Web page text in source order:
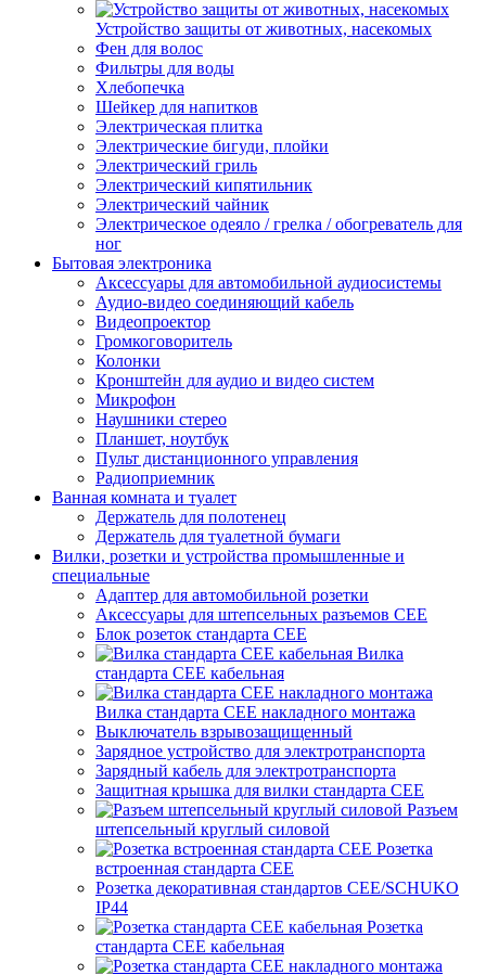
Устройство защиты от животных, насекомых
Фен для волос
Фильтры для воды
Хлебопечка
Шейкер для напитков
Электрическая плитка
Электрические бигуди, плойки
Электрический гриль
Электрический кипятильник
Электрический чайник
Электрическое одеяло / грелка / обогреватель для
ног
Бытовая электроника
Аксессуары для автомобильной аудиосистемы
Аудио-видео соединяющий кабель
Видеопроектор
Громкоговоритель
Колонки
Кронштейн для аудио и видео систем
Микрофон
Наушники стерео
Планшет, ноутбук
Пульт дистанционного управления
Радиоприемник
Ванная комната и туалет
Держатель для полотенец
Держатель для туалетной бумаги
Вилки, розетки и устройства промышленные и
специальные
Адаптер для автомобильной розетки
Аксессуары для штепсельных разъемов CEE
Блок розеток стандарта CEE
Вилка
стандарта CEE кабельная
Вилка стандарта CEE накладного монтажа
Выключатель взрывозащищенный
Зарядное устройство для электротранспорта
Зарядный кабель для электротранспорта
Защитная крышка для вилки стандарта CEE
Разъем
штепсельный круглый силовой
Розетка
встроенная стандарта CEE
Розетка декоративная стандартов CEE/SCHUKO
IP44
Розетка
стандарта СЕЕ кабельная